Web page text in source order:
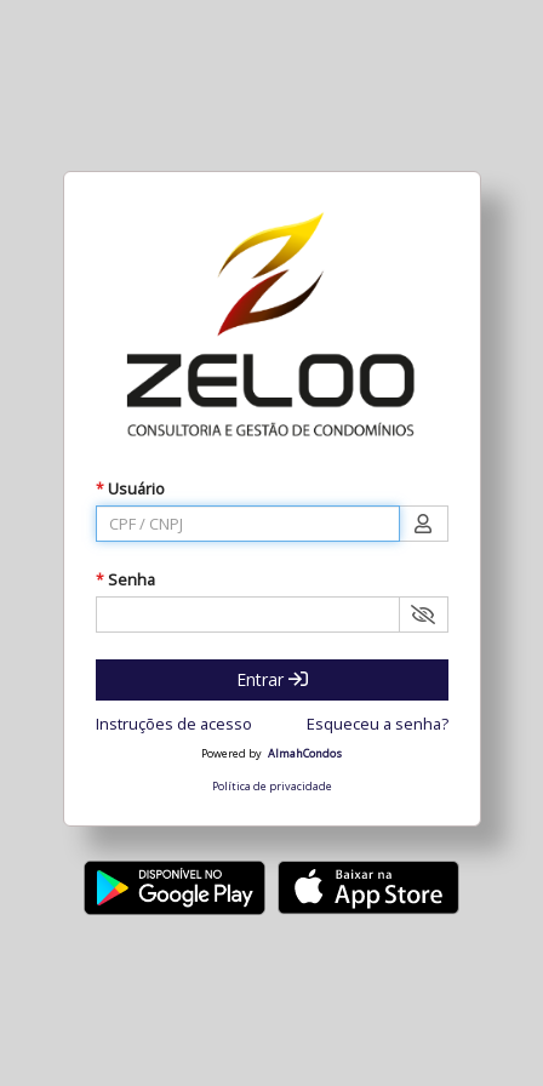
* Usuário
* Senha
Entrar
Instruções de acesso Esqueceu a senha?
Powered by AlmahCondos
Política de privacidade